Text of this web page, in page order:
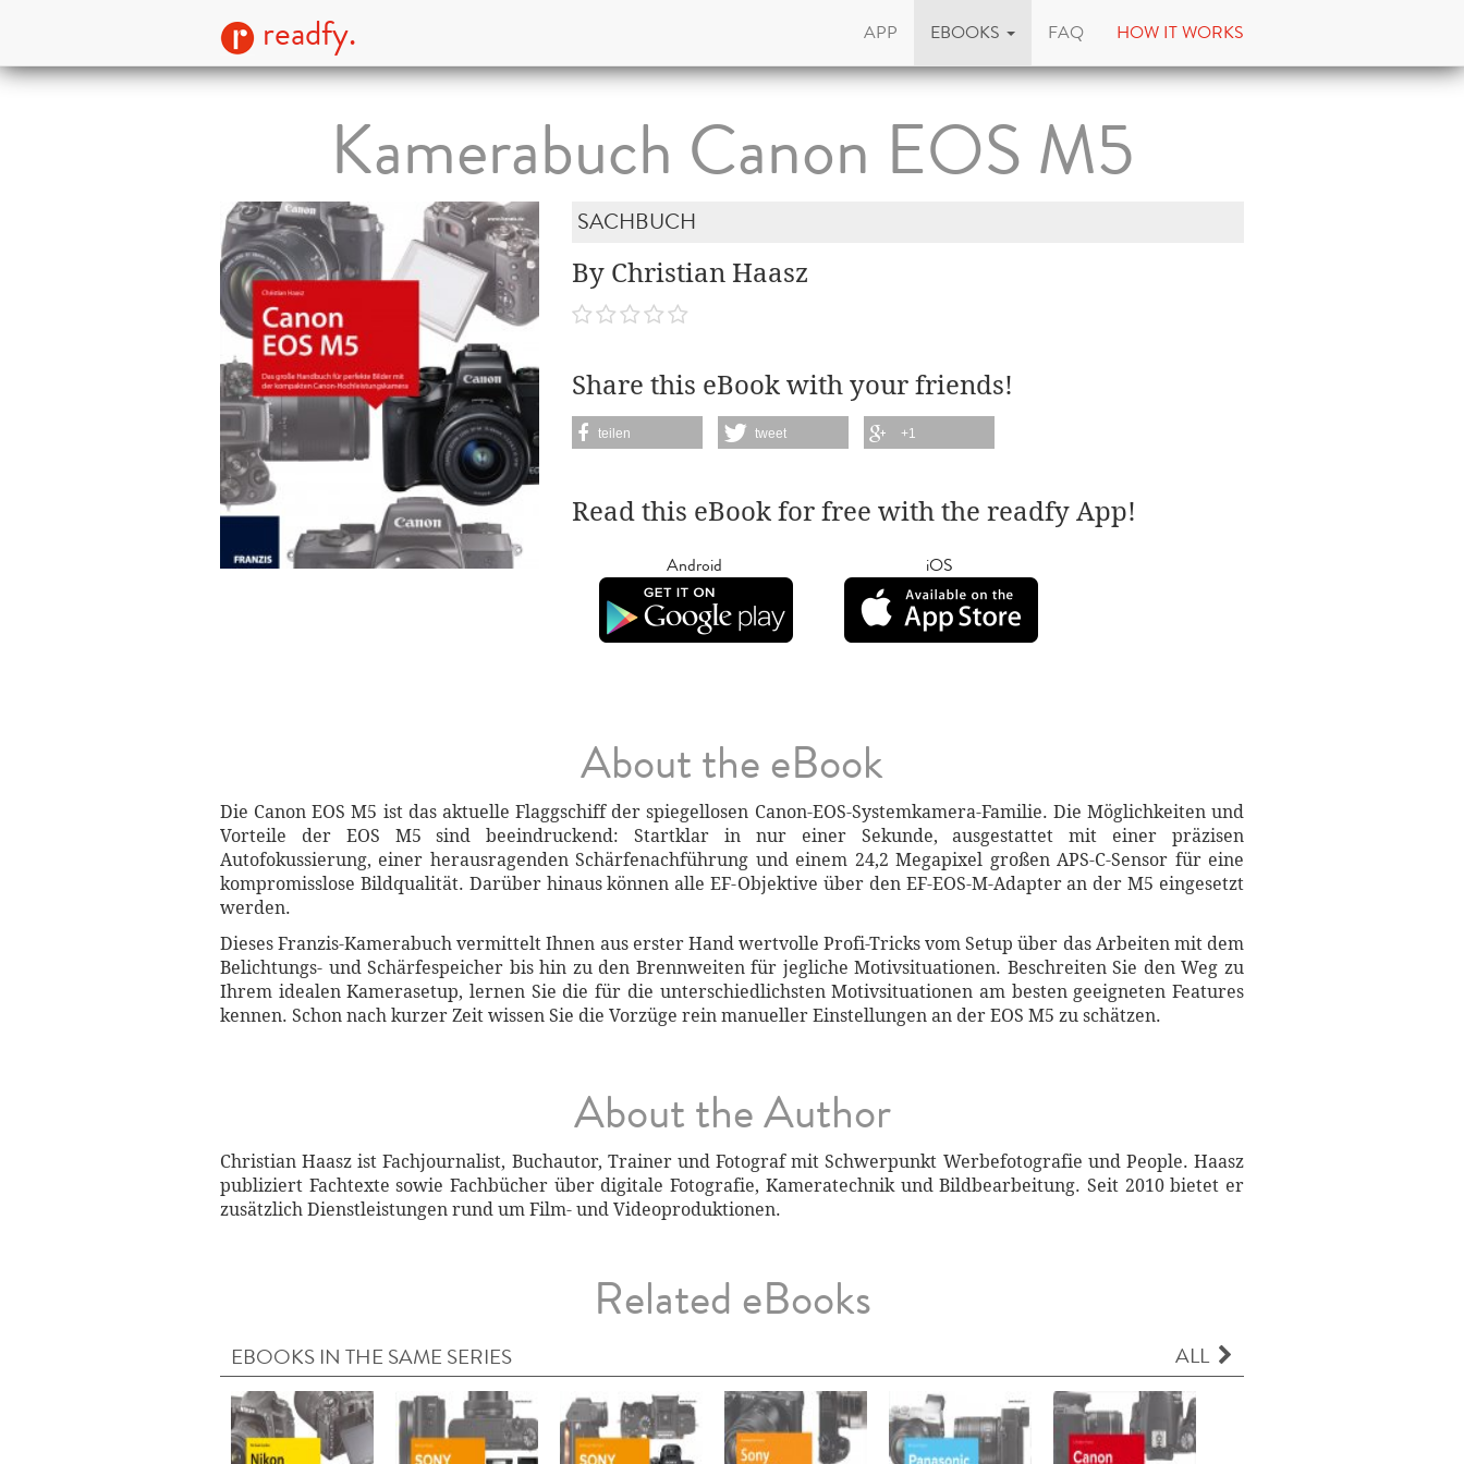
readfy. APP EBOOKS FAQ HOW IT WORKS
Kamerabuch Canon EOS M5
SACHBUCH
By Christian Haasz
Share this eBook with your friends!
teilen tweet +1
Read this eBook for free with the readfy App!
Android iOS
About the eBook
Die Canon EOS M5 ist das aktuelle Flaggschiff der spiegellosen Canon-EOS-Systemkamera-Familie. Die Möglichkeiten und
Vorteile der EOS M5 sind beeindruckend: Startklar in nur einer Sekunde, ausgestattet mit einer präzisen
Autofokussierung, einer herausragenden Schärfenachführung und einem 24,2 Megapixel großen APS-C-Sensor für eine
kompromisslose Bildqualität. Darüber hinaus können alle EF-Objektive über den EF-EOS-M-Adapter an der M5 eingesetzt
werden.
Dieses Franzis-Kamerabuch vermittelt Ihnen aus erster Hand wertvolle Profi-Tricks vom Setup über das Arbeiten mit dem
Belichtungs- und Schärfespeicher bis hin zu den Brennweiten für jegliche Motivsituationen. Beschreiten Sie den Weg zu
Ihrem idealen Kamerasetup, lernen Sie die für die unterschiedlichsten Motivsituationen am besten geeigneten Features
kennen. Schon nach kurzer Zeit wissen Sie die Vorzüge rein manueller Einstellungen an der EOS M5 zu schätzen.
About the Author
Christian Haasz ist Fachjournalist, Buchautor, Trainer und Fotograf mit Schwerpunkt Werbefotografie und People. Haasz
publiziert Fachtexte sowie Fachbücher über digitale Fotografie, Kameratechnik und Bildbearbeitung. Seit 2010 bietet er
zusätzlich Dienstleistungen rund um Film- und Videoproduktionen.
Related eBooks
EBOOKS IN THE SAME SERIES ALL